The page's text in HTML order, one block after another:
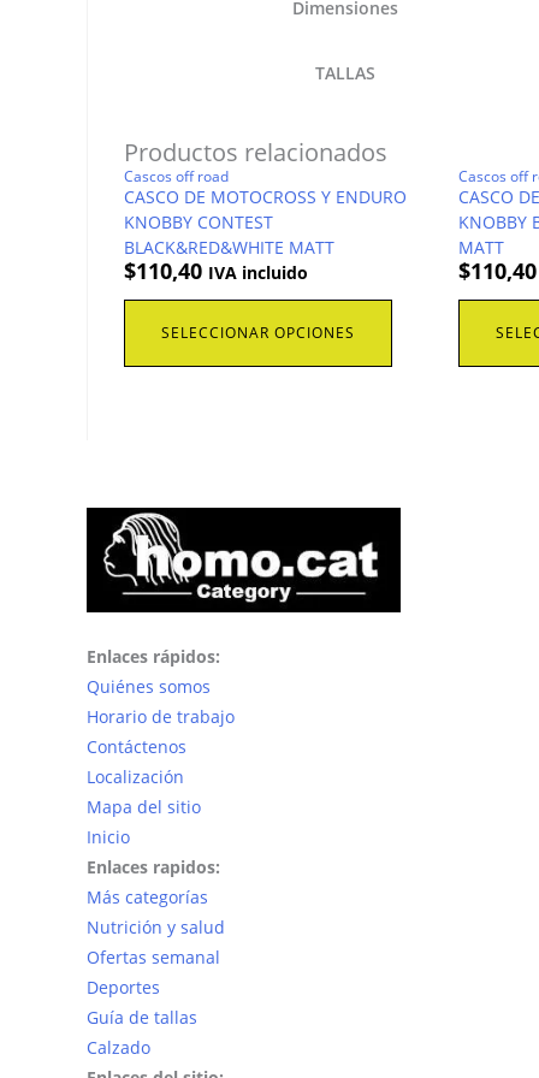
Dimensiones
TALLAS
Productos relacionados
Cascos off road
CASCO DE MOTOCROSS Y ENDURO
KNOBBY CONTEST
BLACK&RED&WHITE MATT
$110,40 IVA incluido
SELECCIONAR OPCIONES
Este
tiene
en
Cascos off
CASCO
KNOBBY
MATT
$110,40
Enlaces rápidos:
Quiénes somos
Horario de trabajo
Contáctenos
Localización
Mapa del sitio
Inicio
Enlaces rapidos:
Más categorías
Nutrición y salud
Ofertas semanal
Deportes
Guía de tallas
Calzado